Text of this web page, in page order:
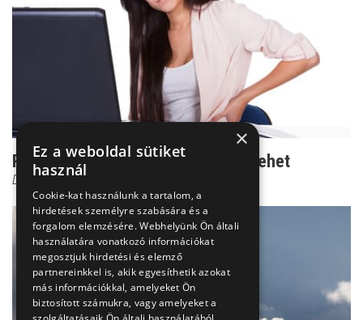
Rejtélyes csípőfájás: lúdtalptól is lehet
Dr. Boross György
×
Ez a weboldal sütiket
használ
Cookie-kat használunk a tartalom, a
hirdetések személyre szabására és a
forgalom elemzésére. Webhelyünk Ön általi
használatára vonatkozó információkat
megosztjuk hirdetési és elemző
partnereinkkel is, akik egyesíthetik azokat
más információkkal, amelyeket Ön
biztosított számukra, vagy amelyeket a